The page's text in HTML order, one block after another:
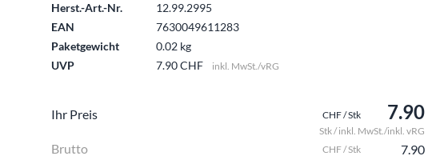
Herst.-Art.-Nr.
12.99.2995
EAN
7630049611283
Paketgewicht
0.02 kg
UVP
7.90 CHF inkl. MwSt./vRG
Ihr Preis CHF / Stk 7.90
Stk / inkl. MwSt./inkl. vRG
Brutto CHF / Stk 7.90